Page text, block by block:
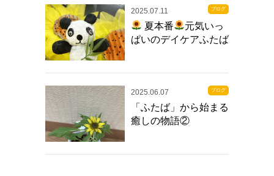
2025.07.11 ブログ
夏本番
元気いっ
ぱいのデイケアふたば
2025.06.07 ブログ
「ふたば」から始まる
癒しの物語②